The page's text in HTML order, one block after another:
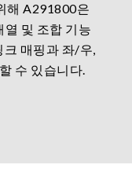
해 A291800은
열 및 조합 기능
크 매핑과 좌/우,
수 있습니다.